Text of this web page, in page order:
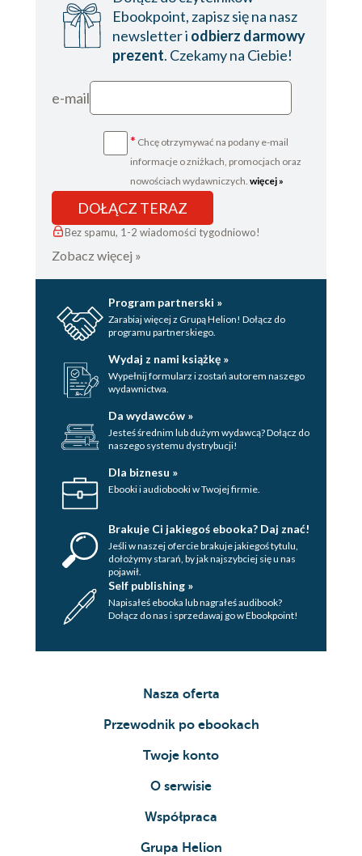
Ebookpoint, zapisz się na nasz
newsletter i odbierz darmowy
prezent. Czekamy na Ciebie!
e-mail
* Chcę otrzymywać na podany e-mail
informacje o zniżkach, promocjach oraz
nowościach wydawniczych. więcej »
DOŁĄCZ TERAZ
Bez spamu, 1-2 wiadomości tygodniowo!
Zobacz więcej »
Program partnerski »
Zarabiaj więcej z Grupą Helion! Dołącz do
programu partnerskiego.
Wydaj z nami książkę »
Wypełnij formularz i zostań autorem naszego
wydawnictwa.
Da wydawców »
Jesteś średnim lub dużym wydawcą? Dołącz do
naszego systemu dystrybucji!
Dla biznesu »
Ebooki i audiobooki w Twojej firmie.
Brakuje Ci jakiegoś ebooka? Daj znać!
Jeśli w naszej ofercie brakuje jakiegoś tytulu,
dołożymy starań, by jak najszybciej się u nas
pojawił.
Self publishing »
Napisałeś ebooka lub nagrałeś audibook?
Dołącz do nas i sprzedawaj go w Ebookpoint!
Nasza oferta
Przewodnik po ebookach
Twoje konto
O serwisie
Współpraca
Grupa Helion